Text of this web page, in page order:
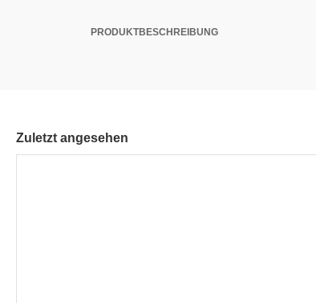
PRODUKTBESCHREIBUNG
Zuletzt angesehen